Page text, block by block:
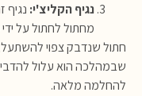
נגיף הקליצ'י: נגיף
מחתול לחתול על
חתול שנדבק צפוי
שבמהלכה הוא עלול
להחלמה מלאה.